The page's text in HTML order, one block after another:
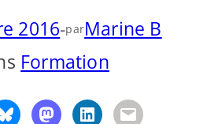
2016-parMarine B
Formation